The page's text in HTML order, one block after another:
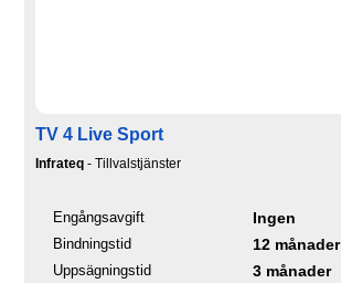
TV 4 Live Sport
Infrateq - Tillvalstjänster
Engångsavgift Ingen
Bindningstid 12 månader
Uppsägningstid 3 månader